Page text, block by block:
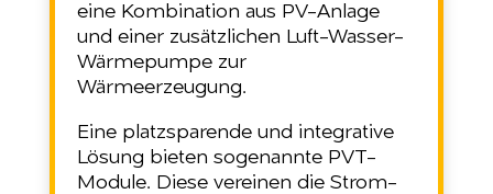
eine Kombination aus PV-Anlage
und einer zusätzlichen Luft-Wasser-
Wärmepumpe zur
Wärmeerzeugung.
Eine platzsparende und integrative
Lösung bieten sogenannte PVT-
Module. Diese vereinen die Strom-